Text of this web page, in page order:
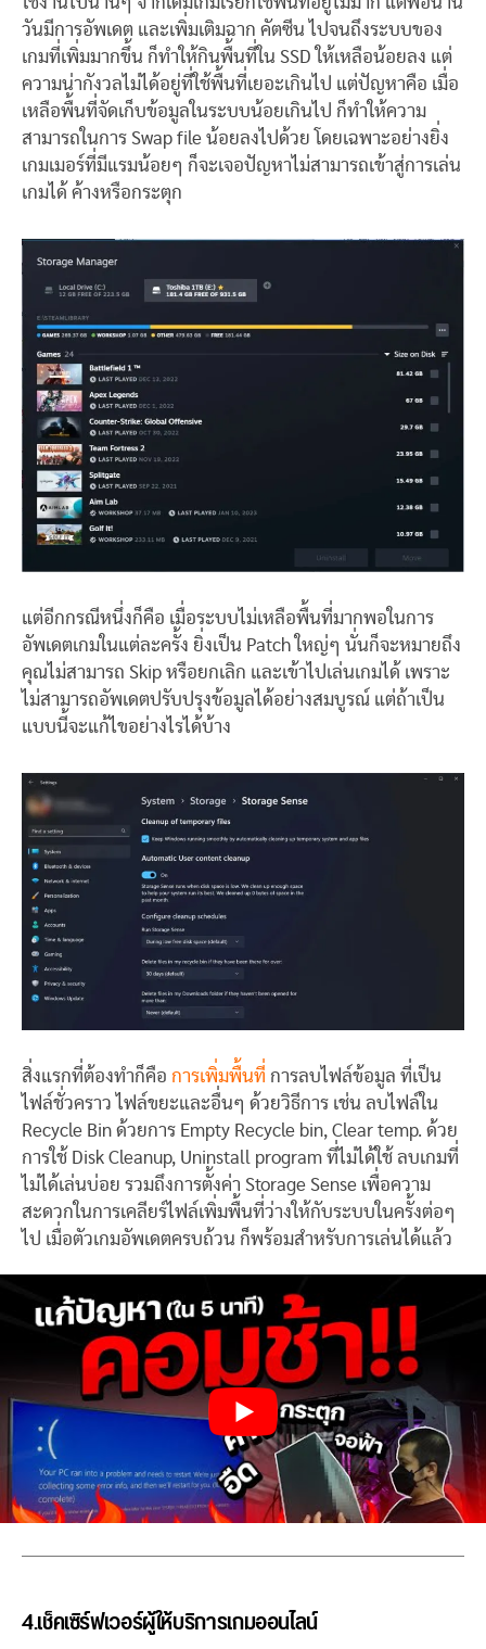
วันมีการอัพเดต และเพิ่มเติมฉาก คัตซีน ไปจนถึงระบบของ
เกมที่เพิ่มมากขึ้น ก็ทำให้กินพื้นที่ใน SSD ให้เหลือน้อยลง แต่
ความน่ากังวลไม่ได้อยู่ที่ใช้พื้นที่เยอะเกินไป แต่ปัญหาคือ เมื่อ
เหลือพื้นที่จัดเก็บข้อมูลในระบบน้อยเกินไป ก็ทำให้ความ
สามารถในการ Swap file น้อยลงไปด้วย โดยเฉพาะอย่างยิ่ง
เกมเมอร์ที่มีแรมน้อยๆ ก็จะเจอปัญหาไม่สามารถเข้าสู่การเล่น
เกมได้ ค้างหรือกระตุก
แต่อีกกรณีหนึ่งก็คือ เมื่อระบบไม่เหลือพื้นที่มากพอในการ
อัพเดตเกมในแต่ละครั้ง ยิ่งเป็น Patch ใหญ่ๆ นั่นก็จะหมายถึง
คุณไม่สามารถ Skip หรือยกเลิก และเข้าไปเล่นเกมได้ เพราะ
ไม่สามารถอัพเดตปรับปรุงข้อมูลได้อย่างสมบูรณ์ แต่ถ้าเป็น
แบบนี้จะแก้ไขอย่างไรได้บ้าง
สิ่งแรกที่ต้องทำก็คือ การเพิ่มพื้นที่ การลบไฟล์ข้อมูล ที่เป็น
ไฟล์ชั่วคราว ไฟล์ขยะและอื่นๆ ด้วยวิธีการ เช่น ลบไฟล์ใน
Recycle Bin ด้วยการ Empty Recycle bin, Clear temp. ด้วย
การใช้ Disk Cleanup, Uninstall program ที่ไม่ได้ใช้ ลบเกมที่
ไม่ได้เล่นบ่อย รวมถึงการตั้งค่า Storage Sense เพื่อความ
สะดวกในการเคลียร์ไฟล์เพิ่มพื้นที่ว่างให้กับระบบในครั้งต่อๆ
ไป เมื่อตัวเกมอัพเดตครบถ้วน ก็พร้อมสำหรับการเล่นได้แล้ว
4.เช็คเซิร์ฟเวอร์ผู้ให้บริการเกมออนไลน์